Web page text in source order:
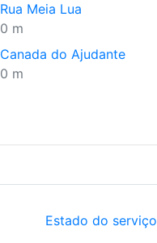
Rua Meia Lua
0 m
Canada do Ajudante
0 m
Estado do serviço